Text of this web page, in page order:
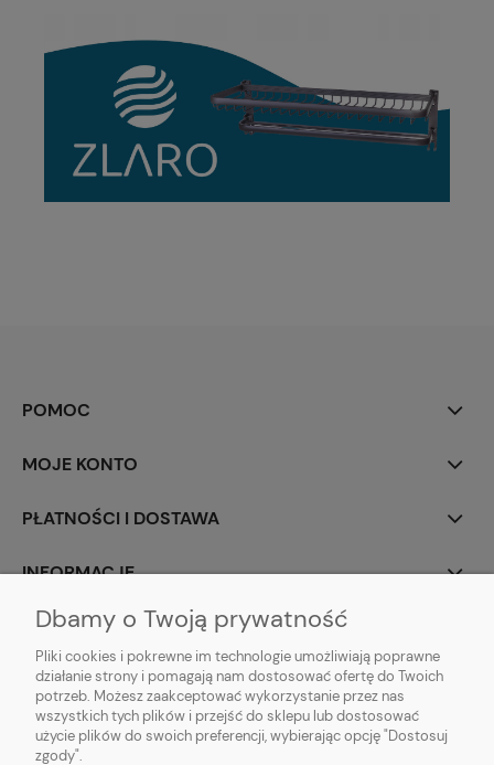
POMOC
MOJE KONTO
PŁATNOŚCI I DOSTAWA
INFORMACJE
O NAS
ZLARO| ul. Fiołkowa 9, 31-457 Kraków, woj. małopolskie | E-mail:
zlaro.krakow@gmail.com
Dbamy o Twoją prywatność
Pliki cookies i pokrewne im technologie umożliwiają poprawne
działanie strony i pomagają nam dostosować ofertę do Twoich
potrzeb. Możesz zaakceptować wykorzystanie przez nas
wszystkich tych plików i przejść do sklepu lub dostosować
użycie plików do swoich preferencji, wybierając opcję "Dostosuj
zgody".